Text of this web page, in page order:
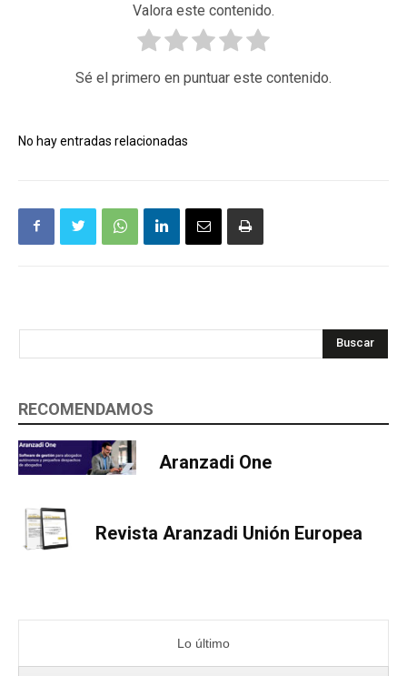
Valora este contenido.
Sé el primero en puntuar este contenido.
No hay entradas relacionadas
Buscar
RECOMENDAMOS
Aranzadi One
Revista Aranzadi Unión Europea
Lo último